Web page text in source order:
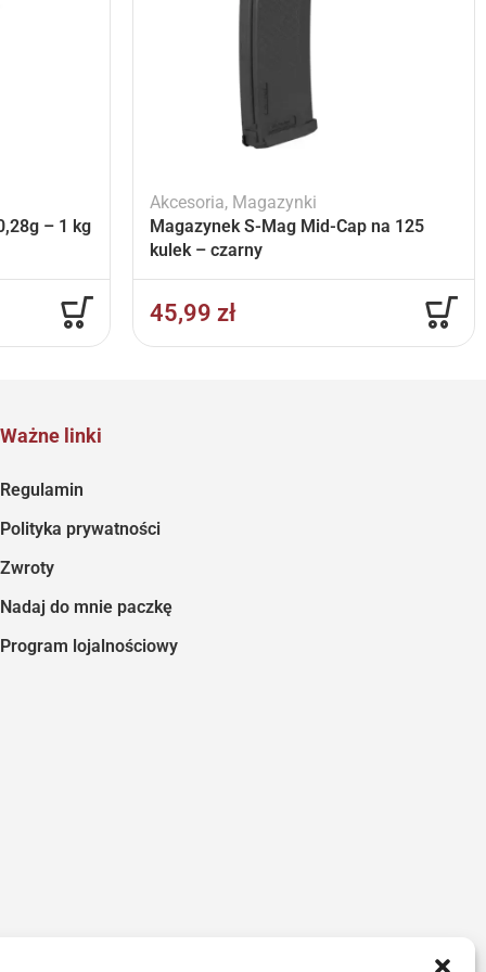
– 1 kg
Akcesoria, Magazynki
Magazynek S-Mag Mid-Cap na 125
kulek – czarny
45,99 zł
Ważne linki
Regulamin
Polityka prywatności
Zwroty
Nadaj do mnie paczkę
Program lojalnościowy